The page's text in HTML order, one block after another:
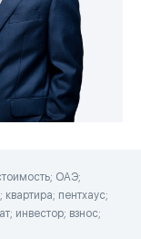
ОАЭ;
пентхаус;
инвестор; взнос;